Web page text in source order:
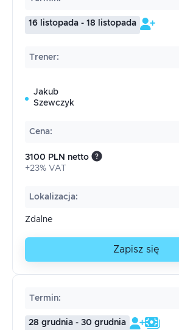
16 listopada - 18 listopada
Trener:
Jakub
Szewczyk
Cena:
3100 PLN netto
+23% VAT
Lokalizacja:
Zdalne
Zapisz się
Termin:
28 grudnia - 30 grudnia